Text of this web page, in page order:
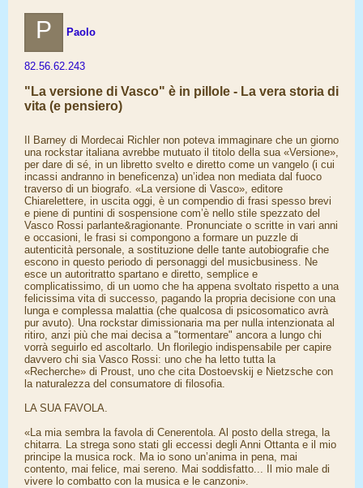
P Paolo
82.56.62.243
"La versione di Vasco" è in pillole - La vera storia di
vita (e pensiero)
Il Barney di Mordecai Richler non poteva immaginare che un giorno
una rockstar italiana avrebbe mutuato il titolo della sua «Versione»,
per dare di sé, in un libretto svelto e diretto come un vangelo (i cui
incassi andranno in beneficenza) un’idea non mediata dal fuoco
traverso di un biografo. «La versione di Vasco», editore
Chiarelettere, in uscita oggi, è un compendio di frasi spesso brevi
e piene di puntini di sospensione com’è nello stile spezzato del
Vasco Rossi parlante&ragionante. Pronunciate o scritte in vari anni
e occasioni, le frasi si compongono a formare un puzzle di
autenticità personale, a sostituzione delle tante autobiografie che
escono in questo periodo di personaggi del musicbusiness. Ne
esce un autoritratto spartano e diretto, semplice e
complicatissimo, di un uomo che ha appena svoltato rispetto a una
felicissima vita di successo, pagando la propria decisione con una
lunga e complessa malattia (che qualcosa di psicosomatico avrà
pur avuto). Una rockstar dimissionaria ma per nulla intenzionata al
ritiro, anzi più che mai decisa a "tormentare" ancora a lungo chi
vorrà seguirlo ed ascoltarlo. Un florilegio indispensabile per capire
davvero chi sia Vasco Rossi: uno che ha letto tutta la
«Recherche» di Proust, uno che cita Dostoevskij e Nietzsche con
la naturalezza del consumatore di filosofia.
LA SUA FAVOLA.
«La mia sembra la favola di Cenerentola. Al posto della strega, la
chitarra. La strega sono stati gli eccessi degli Anni Ottanta e il mio
principe la musica rock. Ma io sono un’anima in pena, mai
contento, mai felice, mai sereno. Mai soddisfatto... Il mio male di
vivere lo combatto con la musica e le canzoni».